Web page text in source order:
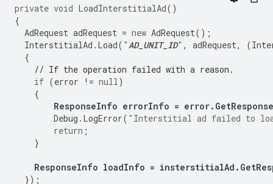
private void LoadInterstitialAd()
{
AdRequest adRequest = new AdRequest();
InterstitialAd . Load( "AD_UNIT_ID" , adRequest, (
{
// If the operation failed with a reason.
if (error != null)
{
ResponseInfo errorInfo = error.
Debug . LogError( "Interstitial ad failed to
return ;
}
ResponseInfo loadInfo = insterstitialAd .
});